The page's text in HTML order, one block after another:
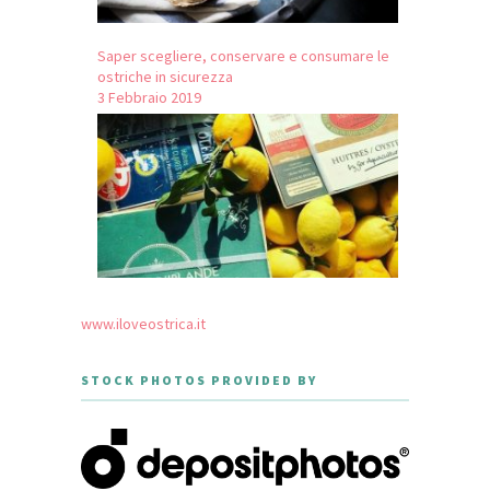
Saper scegliere, conservare e consumare le
ostriche in sicurezza
3 Febbraio 2019
www.iloveostrica.it
STOCK PHOTOS PROVIDED BY